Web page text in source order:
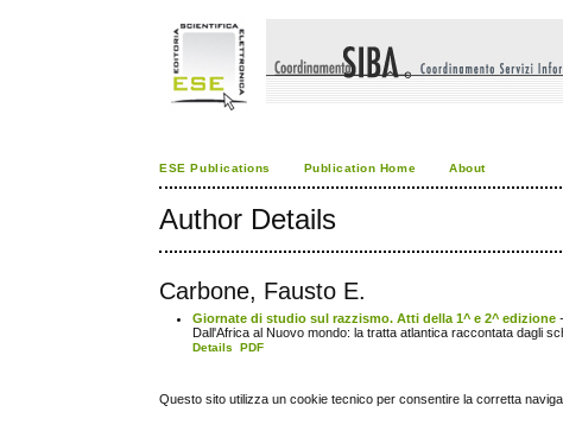
ESE Publications Publication Home About
Author Details
Carbone, Fausto E.
Giornate di studio sul razzismo. Atti della 1^ e 2^ edizione
Dall'Africa al Nuovo mondo: la tratta atlantica raccontata dagli
Details PDF
Questo sito utilizza un cookie tecnico per consentire la corretta